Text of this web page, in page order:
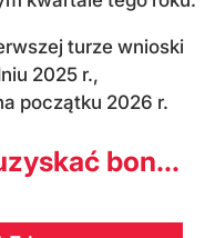
turze wnioski
2025 r.,
początku 2026 r.
bon...